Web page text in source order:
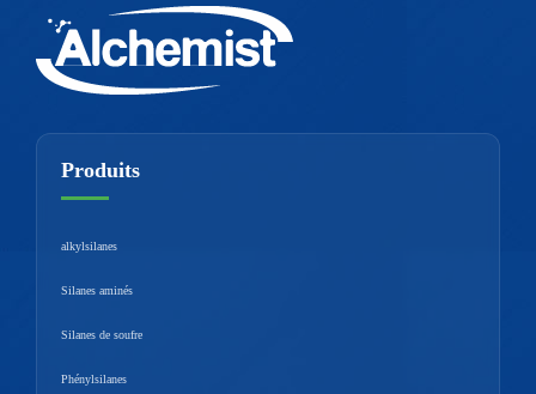
Produits
alkylsilanes
Silanes aminés
Silanes de soufre
Phénylsilanes